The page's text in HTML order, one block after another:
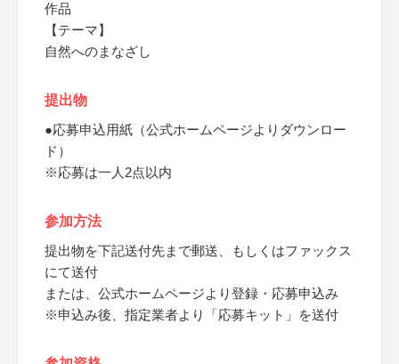
作品
【テーマ】
自然へのまなざし
提出物
●応募申込用紙（公式ホームページよりダウンロー
ド）
※応募は一人2点以内
参加方法
提出物を下記送付先まで郵送、もしくはファックス
にて送付
または、公式ホームページより登録・応募申込み
※申込み後、指定業者より「応募キット」を送付